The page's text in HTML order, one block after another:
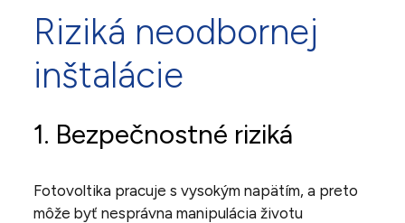
Riziká neodbornej
inštalácie
1. Bezpečnostné riziká
Fotovoltika pracuje s vysokým napätím, a preto
môže byť nesprávna manipulácia životu